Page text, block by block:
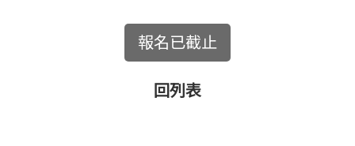
報名已截止
回列表